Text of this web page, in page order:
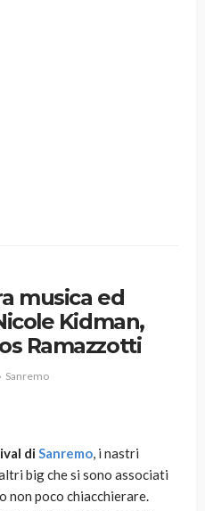
musica ed
Kidman,
Ramazzotti
Sanremo
diSanremo, i nastri
big che si sono associati
non poco chiacchierare.